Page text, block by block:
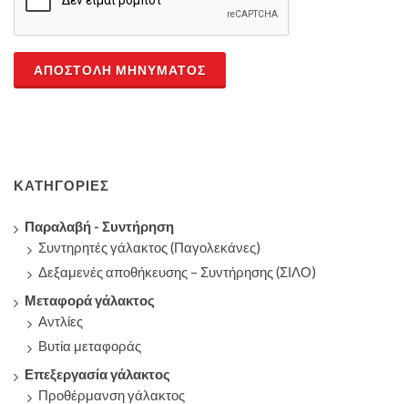
ΑΠΟΣΤΟΛΉ ΜΗΝΎΜΑΤΟΣ
ΚΑΤΗΓΟΡΊΕΣ
Παραλαβή - Συντήρηση
Συντηρητές γάλακτος (Παγολεκάνες)
Δεξαμενές αποθήκευσης – Συντήρησης (ΣΙΛΟ)
Μεταφορά γάλακτος
Αντλίες
Βυτία μεταφοράς
Επεξεργασία γάλακτος
Προθέρμανση γάλακτος